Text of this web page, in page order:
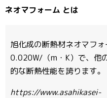
ネオマフォーム とは
旭化成の断熱材ネオマフ
0.020W/（m・K）で、他
的な断熱性能を誇ります。
https://www.asahikasei-